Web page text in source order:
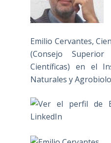
Emilio Cervantes,
(Consejo Superior
Científicas) en el
Naturales y